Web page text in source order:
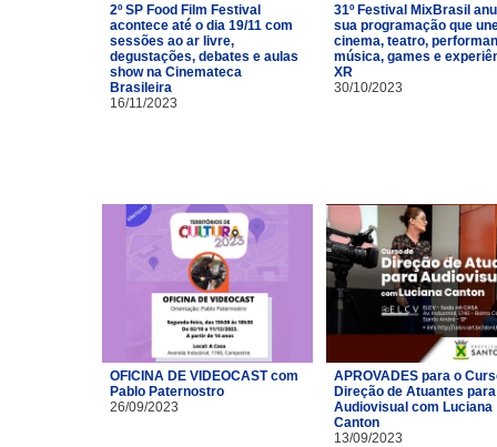
2º SP Food Film Festival
acontece até o dia 19/11 com
sessões ao ar livre,
degustações, debates e aulas
show na Cinemateca
Brasileira
16/11/2023
31º Festival MixBrasil
sua programação que
cinema, teatro,
música, games e
XR
30/10/2023
OFICINA DE VIDEOCAST com
Pablo Paternostro
26/09/2023
APROVADES para o
Direção de Atuantes para
Audiovisual com Luciana
Canton
13/09/2023